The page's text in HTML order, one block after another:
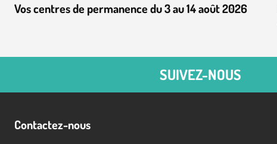
Vos centres de permanence du 3 au 14 août 2026
SUIVEZ-NOUS
Contactez-nous